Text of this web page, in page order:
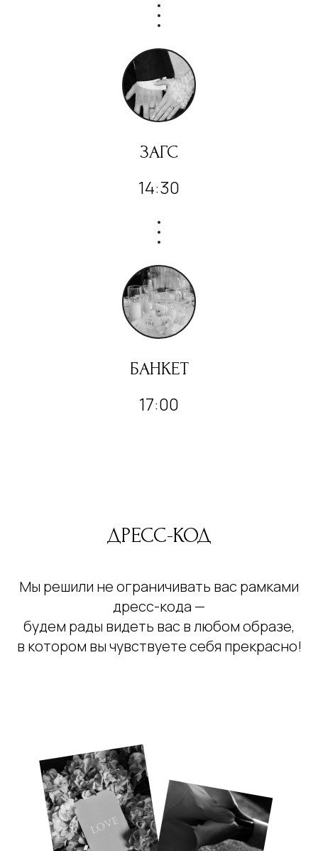
ЗАГС
14:30
БАНКЕТ
17:00
ДРЕСС-КОД
Мы решили не ограничивать вас рамками
дресс-кода —
будем рады видеть вас в любом образе,
в котором вы чувствуете себя прекрасно!